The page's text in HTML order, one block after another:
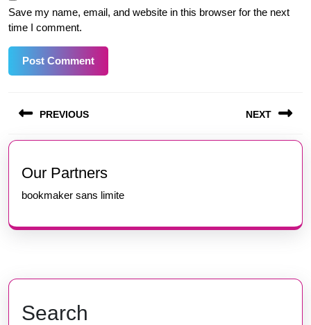
Save my name, email, and website in this browser for the next
time I comment.
navigation
PREVIOUS
Previous
post:
NEXT
Our Partners
bookmaker sans limite
Search